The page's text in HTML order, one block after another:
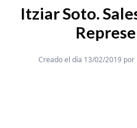
Itziar Soto.
Creado el día 13/02/2019 por